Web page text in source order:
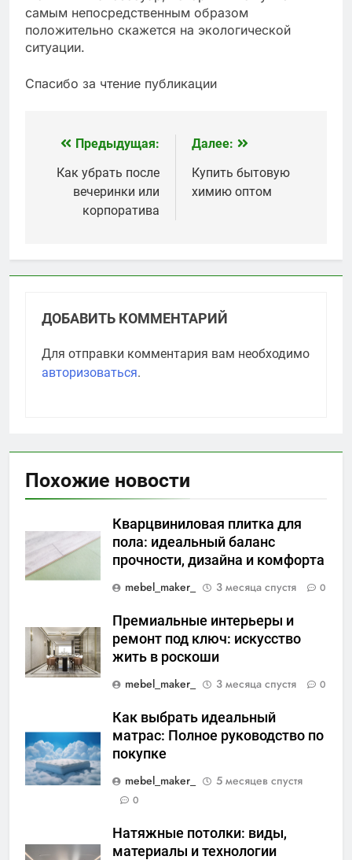
самым непосредственным образом
положительно скажется на экологической
ситуации.
Спасибо за чтение публикации
Навигация
по
записям
Предыдущая:
Как убрать после
вечеринки или
корпоратива
Далее:
Купить бытовую
химию оптом
ДОБАВИТЬ КОММЕНТАРИЙ
Для отправки комментария вам необходимо
авторизоваться.
Похожие новости
Кварцвиниловая плитка для
пола: идеальный баланс
прочности, дизайна и комфорта
mebel_maker_
3 месяца спустя 0
Премиальные интерьеры и
ремонт под ключ: искусство
жить в роскоши
mebel_maker_
3 месяца спустя 0
Как выбрать идеальный
матрас: Полное руководство по
покупке
mebel_maker_
5 месяцев спустя
0
Натяжные потолки: виды,
материалы и технологии